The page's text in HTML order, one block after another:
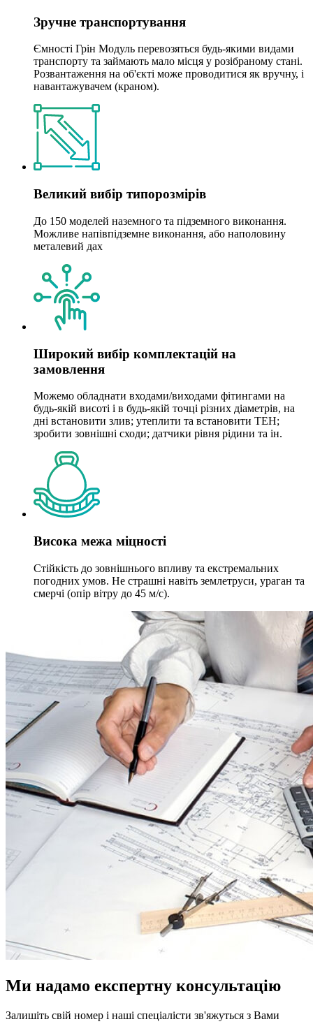
Зручне транспортування
Ємності Грін Модуль перевозяться будь-якими видами
транспорту та займають мало місця у розібраному стані.
Розвантаження на об'єкті може проводитися як вручну, і
навантажувачем (краном).
Великий вибір типорозмірів
До 150 моделей наземного та підземного виконання.
Можливе напівпідземне виконання, або наполовину
металевий дах
Широкий вибір комплектацій на
замовлення
Можемо обладнати входами/виходами фітингами на
будь-якій висоті і в будь-якій точці різних діаметрів, на
дні встановити злив; утеплити та встановити ТЕН;
зробити зовнішні сходи; датчики рівня рідини та ін.
Висока межа міцності
Стійкість до зовнішнього впливу та екстремальних
погодних умов. Не страшні навіть землетруси, ураган та
смерчі (опір вітру до 45 м/с).
Ми надамо експертну консультацію
Залишіть свій номер і наші спеціалісти зв'яжуться з Вами